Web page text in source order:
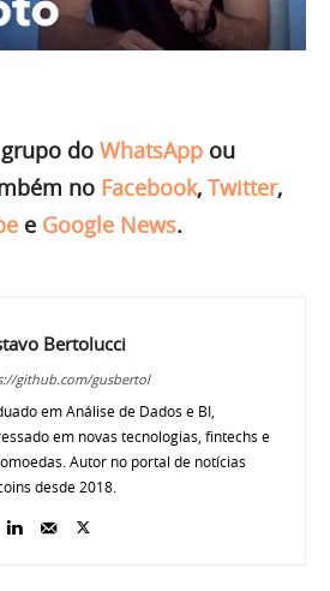
do WhatsApp ou
no Facebook, Twitter,
e Google News.
Bertolucci
github.com/gusbertol
em Análise de Dados e BI,
em novas tecnologias, fintechs e
Autor no portal de notícias
desde 2018.